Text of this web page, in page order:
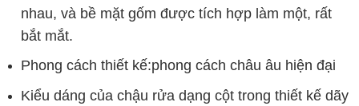
nhau, và bề mặt gốm được tích hợp làm một, rất
bắt mắt.
Phong cách thiết kế:phong cách châu âu hiện đại
Kiểu dáng của chậu rửa dạng cột trong thiết kế dãy